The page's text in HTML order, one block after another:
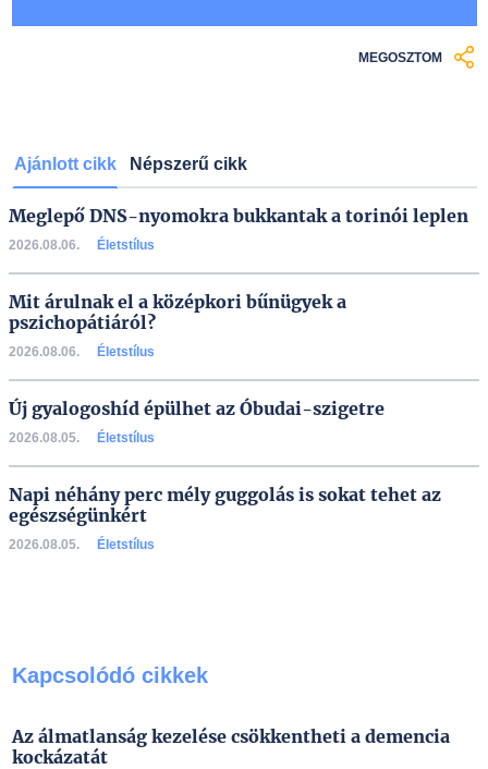
MEGOSZTOM
Ajánlott cikk Népszerű cikk
Meglepő DNS-nyomokra bukkantak a torinói leplen
2026.08.06. Életstílus
Mit árulnak el a középkori bűnügyek a
pszichopátiáról?
2026.08.06. Életstílus
Új gyalogoshíd épülhet az Óbudai-szigetre
2026.08.05. Életstílus
Napi néhány perc mély guggolás is sokat tehet az
egészségünkért
2026.08.05. Életstílus
Kapcsolódó cikkek
Az álmatlanság kezelése csökkentheti a demencia
kockázatát